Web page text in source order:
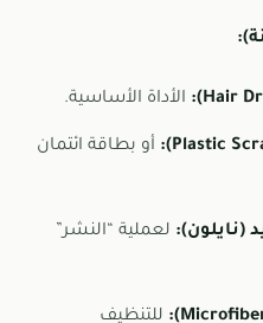
الأداة الأساسية.
أو بطاقة ائتمان
(نايلون): لعملية “النشر”
للتنظيف